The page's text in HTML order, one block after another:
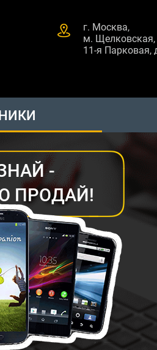
г. Москва,
м. Щелковская,
11-я Парковая,
-
ПРОДАЙ!